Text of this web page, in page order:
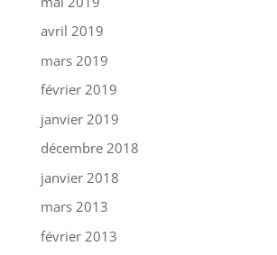
avril 2019
mars 2019
février 2019
janvier 2019
décembre 2018
janvier 2018
mars 2013
février 2013